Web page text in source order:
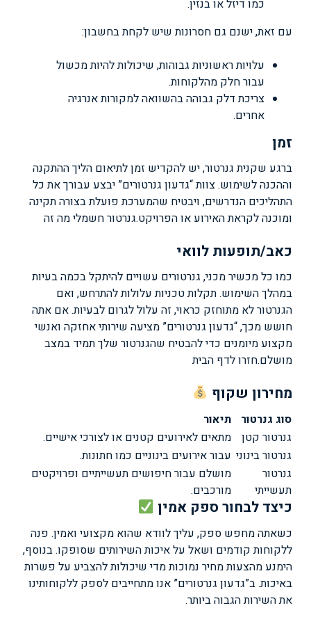
כמו דיזל או בנזין.
עם זאת, ישנם גם חסרונות שיש לקחת בחשבון:
עלויות ראשוניות גבוהות, שיכולות להיות מכשול
עבור חלק מהלקוחות.
צריכת דלק גבוהה בהשוואה למקורות אנרגיה
אחרים.
זמן
ברגע שקנית גנרטור, יש להקדיש זמן לתיאום הליך ההתקנה
וההכנה לשימוש. צוות “גדעון גנרטורים” יבצע עבורך את כל
התהליכים הנדרשים, ויבטיח שהמערכת פועלת בצורה תקינה
ומוכנה לקראת האירוע או הפרויקט.גנרטור חשמלי מה זה
כאב/תופעות לוואי
כמו כל מכשיר מכני, גנרטורים עשויים להיתקל בכמה בעיות
במהלך השימוש. תקלות טכניות עלולות להתרחש, ואם
הגנרטור לא מתוחזק כראוי, זה עלול לגרום לבעיות. אם אתה
חושש מכך, “גדעון גנרטורים” מציעה שירותי אחזקה ואנשי
מקצוע מיומנים כדי להבטיח שהגנרטור שלך תמיד במצב
מושלם.חזרו לדף הבית
מחירון שקוף
סוג גנרטור
תיאור
גנרטור קטן
מתאים לאירועים קטנים או לצורכי אישיים.
גנרטור בינוני עבור אירועים בינוניים כמו חתונות.
גנרטור
תעשייתי
מושלם עבור חיפושים תעשייתיים ופרויקטים
מורכבים.
כיצד לבחור ספק אמין
כשאתה מחפש ספק, עליך לוודא שהוא מקצועי ואמין. פנה
ללקוחות קודמים ושאל על איכות השירותים שסופקו. בנוסף,
הימנע מהצעות מחיר נמוכות מדי שיכולות להצביע על פשרות
באיכות. ב”גדעון גנרטורים” אנו מתחייבים לספק ללקוחותינו
את השירות הגבוה ביותר.